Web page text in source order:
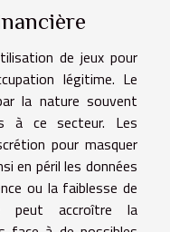
de jeux pour
légitime. Le
la nature souvent
à ce secteur. Les
pour masquer
en péril les données
ou la faiblesse de
peut accroître la